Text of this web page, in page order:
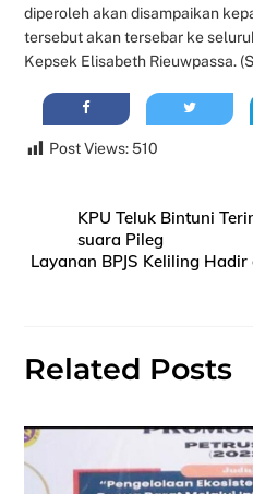
diperoleh akan disampaikan
tersebut akan tersebar ke
Kepsek Elisabeth Rieuwpassa.
Post Views: 510
KPU Teluk Bintuni
suara Pileg
Layanan BPJS Keliling
Related Posts